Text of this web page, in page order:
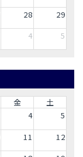
28
29
4 5
金
土
4
5
11
12